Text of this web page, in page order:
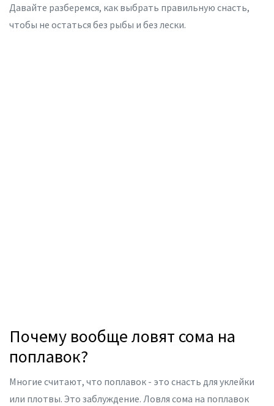
Давайте разберемся, как выбрать правильную снасть,
чтобы не остаться без рыбы и без лески.
Почему вообще ловят сома на
поплавок?
Многие считают, что поплавок - это снасть для уклейки
или плотвы. Это заблуждение. Ловля сома на поплавок